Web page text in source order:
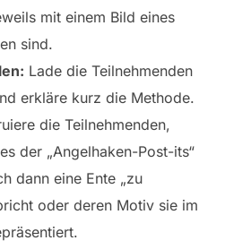
mit einem Bild eines
sind.
Lade die Teilnehmenden
erkläre kurz die Methode.
die Teilnehmenden,
der „Angelhaken-Post-its“
dann eine Ente „zu
oder deren Motiv sie im